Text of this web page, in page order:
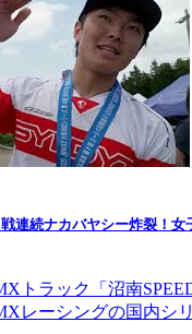
連続ナカバヤシー炸裂！女
トラック「沼南
レーシングの国内シ